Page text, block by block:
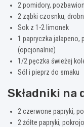
2 pomidory,
2 ząbki czosnku,
Sok z 1-2 limonek
1 papryczka jalapeno,
(opcjonalnie)
1/2 pęczka świeżej
Sól i pieprz do smaku
Składniki na
2 czerwone papryki,
2 żółte papryki,